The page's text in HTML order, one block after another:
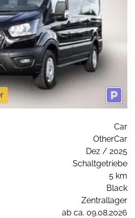
Car
OtherCar
Dez / 2025
Schaltgetriebe
5 km
Black
Zentrallager
ab ca. 09.08.2026